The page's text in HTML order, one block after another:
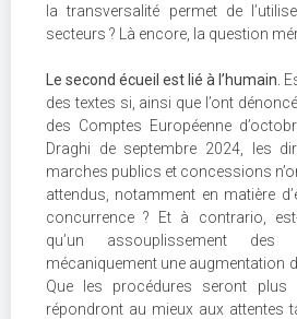
la transversalité permet de
secteurs ? Là encore, la question
Le second écueil est lié à l’humain.
des textes si, ainsi que l’ont
des Comptes Européenne
Draghi de septembre 2024, les
marches publics et concessions
attendus, notamment en matière
concurrence ? Et à contrario,
qu’un assouplissement des
mécaniquement une augmentation
Que les procédures seront plus
répondront au mieux aux attentes